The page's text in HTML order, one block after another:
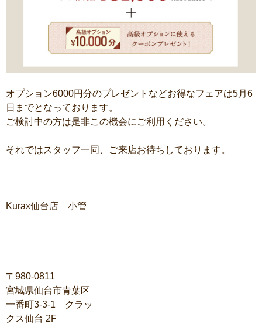
オプション6000円分のプレゼントなどお得なフェアは5月6
日までとなっております。
ご検討中の方は是非この機会にご利用ください。
それではスタッフ一同、ご来店お待ちしております。
Kurax仙台店 小管
〒980-0811
宮城県仙台市青葉区
一番町3-3-1 クラッ
クス仙台 2F